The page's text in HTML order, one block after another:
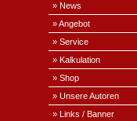
» News
» Angebot
» Service
» Kalkulation
» Shop
» Unsere Autoren
» Links / Banner